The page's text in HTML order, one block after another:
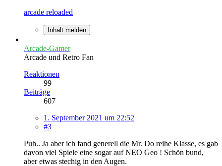
arcade reloaded
Inhalt melden
Arcade-Gamer
Arcade und Retro Fan
Reaktionen
99
Beiträge
607
1. September 2021 um 22:52
#3
Puh.. Ja aber ich fand generell die Mr. Do reihe Klasse, es gab
davon viel Spiele eine sogar auf NEO Geo ! Schön bund,
aber etwas stechig in den Augen.